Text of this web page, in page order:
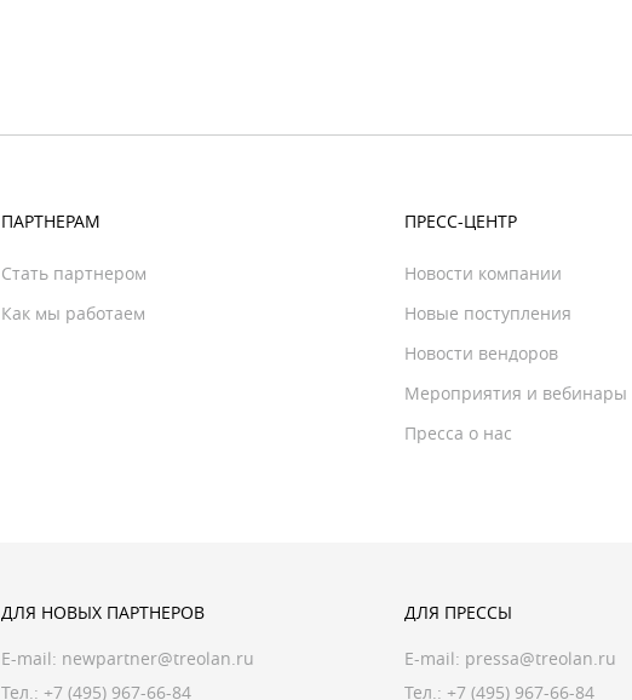
ПАРТНЕРАМ
Стать партнером
Как мы работаем
ПРЕСС-ЦЕНТР
Новости компании
Новые поступления
Новости вендоров
Мероприятия и вебинары
Пресса о нас
ДЛЯ НОВЫХ ПАРТНЕРОВ
E-mail: newpartner@treolan.ru
Тел.: +7 (495) 967-66-84
ДЛЯ ПРЕССЫ
E-mail: pressa@treolan.ru
Тел.: +7 (495) 967-66-84